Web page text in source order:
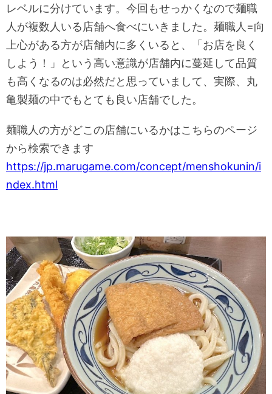
レベルに分けています。今回もせっかくなので麺職
人が複数人いる店舗へ食べにいきました。麺職人=向
上心がある方が店舗内に多くいると、「お店を良く
しよう！」という高い意識が店舗内に蔓延して品質
も高くなるのは必然だと思っていまして、実際、丸
亀製麺の中でもとても良い店舗でした。
麺職人の方がどこの店舗にいるかはこちらのページ
から検索できます
https://jp.marugame.com/concept/menshokunin/i
ndex.html